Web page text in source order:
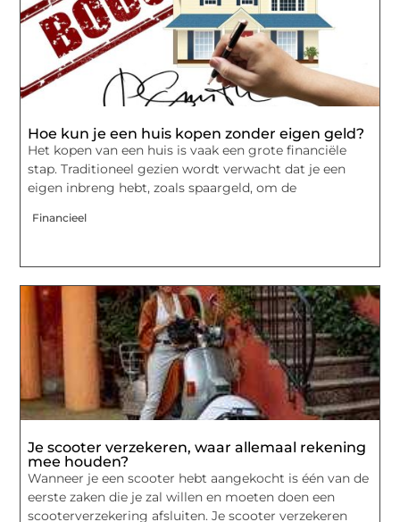
Hoe kun je een huis kopen zonder eigen geld?
Het kopen van een huis is vaak een grote financiële
stap. Traditioneel gezien wordt verwacht dat je een
eigen inbreng hebt, zoals spaargeld, om de
Financieel
Je scooter verzekeren, waar allemaal rekening
mee houden?
Wanneer je een scooter hebt aangekocht is één van de
eerste zaken die je zal willen en moeten doen een
scooterverzekering afsluiten. Je scooter verzekeren